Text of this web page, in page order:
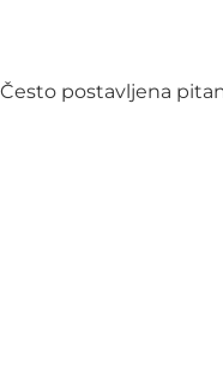
Često postavljena